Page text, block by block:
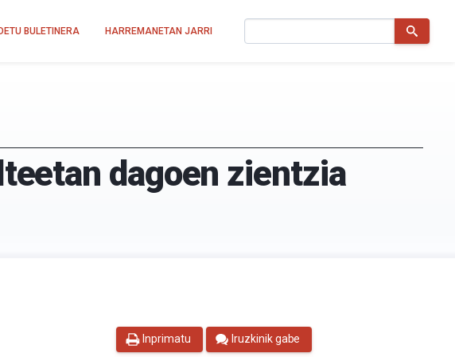
BULETINERA HARREMANETAN JARRI
dagoen zientzia
Inprimatu Iruzkinik gabe